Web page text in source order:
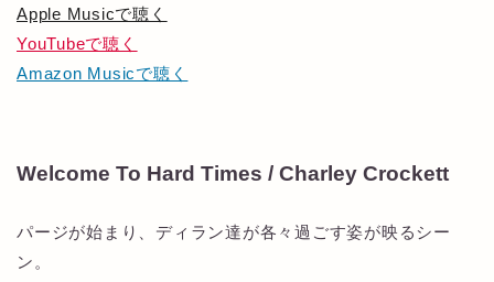
Apple Musicで聴く
YouTubeで聴く
Amazon Musicで聴く
Welcome To Hard Times / Charley Crockett
パージが始まり、ディラン達が各々過ごす姿が映るシー
ン。